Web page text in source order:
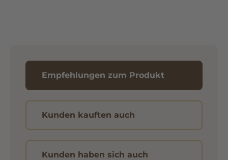
Empfehlungen zum Produkt
Kunden kauften auch
Kunden haben sich auch